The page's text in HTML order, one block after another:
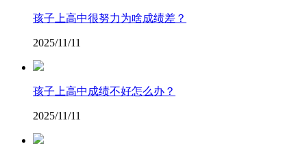
孩子上高中很努力为啥成绩差？
2025/11/11
孩子上高中成绩不好怎么办？
2025/11/11